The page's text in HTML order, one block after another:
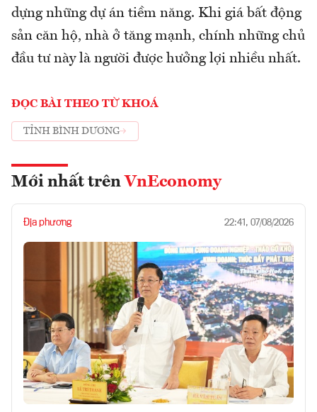
dựng những dự án tiềm năng. Khi giá bất động
sản căn hộ, nhà ở tăng mạnh, chính những chủ
đầu tư này là người được hưởng lợi nhiều nhất.
ĐỌC BÀI THEO TỪ KHOÁ
TỈNH BÌNH DƯƠNG
Mới nhất trên VnEconomy
Địa phương 22:41, 07/08/2026